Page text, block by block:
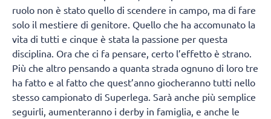
ruolo non è stato quello di scendere in campo, ma di fare
solo il mestiere di genitore. Quello che ha accomunato la
vita di tutti e cinque è stata la passione per questa
disciplina. Ora che ci fa pensare, certo l’effetto è strano.
Più che altro pensando a quanta strada ognuno di loro tre
ha fatto e al fatto che quest’anno giocheranno tutti nello
stesso campionato di Superlega. Sarà anche più semplice
seguirli, aumenteranno i derby in famiglia, e anche le